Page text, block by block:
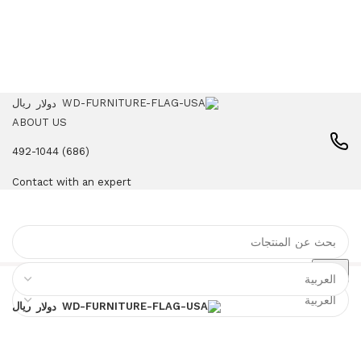
دولار
ريال
ABOUT US
(686) 492-1044
Contact with an expert
البحث
دولار ريال